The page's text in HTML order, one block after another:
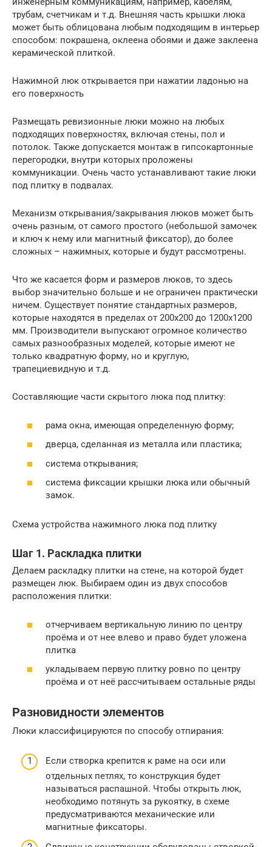
трубам, счетчикам и т.д. Внешняя часть крышки люка
может быть облицована любым подходящим в интерьер
способом: покрашена, оклеена обоями и даже заклеена
керамической плиткой.
Нажимной люк открывается при нажатии ладонью на
его поверхность
Размещать ревизионные люки можно на любых
подходящих поверхностях, включая стены, пол и
потолок. Также допускается монтаж в гипсокартонные
перегородки, внутри которых проложены
коммуникации. Очень часто устанавливают такие люки
под плитку в подвалах.
Механизм открывания/закрывания люков может быть
очень разным, от самого простого (небольшой замочек
и ключ к нему или магнитный фиксатор), до более
сложных – нажимных, которые и будут рассмотрены.
Что же касается форм и размеров люков, то здесь
выбор значительно больше и не ограничен практически
ничем. Существует понятие стандартных размеров,
которые находятся в пределах от 200х200 до 1200х1200
мм. Производители выпускают огромное количество
самых разнообразных моделей, которые имеют не
только квадратную форму, но и круглую,
трапециевидную и т.д.
Составляющие части скрытого люка под плитку:
рама окна, имеющая определенную форму;
дверца, сделанная из металла или пластика;
система открывания;
система фиксации крышки люка или обычный
замок.
Схема устройства нажимного люка под плитку
Шаг 1. Раскладка плитки
Делаем раскладку плитки на стене, на которой будет
размещен люк. Выбираем один из двух способов
расположения плитки:
отчерчиваем вертикальную линию по центру
проёма и от нее влево и право будет уложена
плитка
укладываем первую плитку ровно по центру
проёма и от неё рассчитываем остальные ряды
Разновидности элементов
Люки классифицируются по способу отпирания:
Если створка крепится к раме на оси или
отдельных петлях, то конструкция будет
называться распашной. Чтобы открыть люк,
необходимо потянуть за рукоятку, в схеме
предусматриваются механические или
магнитные фиксаторы.